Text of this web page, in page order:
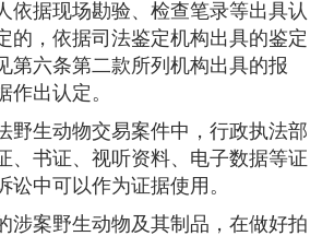
依据现场勘验、检查笔录等出具认
的，依据司法鉴定机构出具的鉴定
第六条第二款所列机构出具的报
作出认定。
野生动物交易案件中，行政执法部
、书证、视听资料、电子数据等证
讼中可以作为证据使用。
案野生动物及其制品，在做好拍